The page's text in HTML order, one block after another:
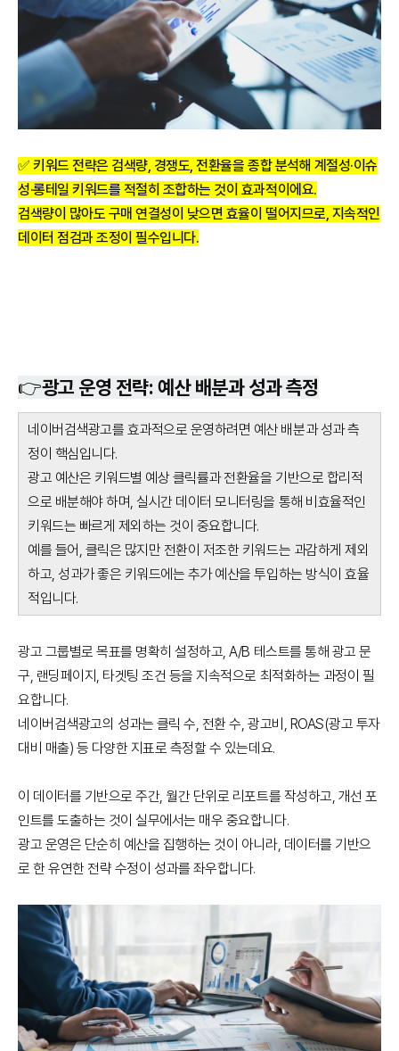
✅ 키워드 전략은 검색량, 경쟁도, 전환율을 종합 분석해 계절성·이슈
성·롱테일 키워드를 적절히 조합하는 것이 효과적이에요.
검색량이 많아도 구매 연결성이 낮으면 효율이 떨어지므로, 지속적인
데이터 점검과 조정이 필수입니다.
👉광고 운영 전략: 예산 배분과 성과 측정
네이버검색광고를 효과적으로 운영하려면 예산 배분과 성과 측
정이 핵심입니다.
광고 예산은 키워드별 예상 클릭률과 전환율을 기반으로 합리적
으로 배분해야 하며, 실시간 데이터 모니터링을 통해 비효율적인
키워드는 빠르게 제외하는 것이 중요합니다.
예를 들어, 클릭은 많지만 전환이 저조한 키워드는 과감하게 제외
하고, 성과가 좋은 키워드에는 추가 예산을 투입하는 방식이 효율
적입니다.
광고 그룹별로 목표를 명확히 설정하고, A/B 테스트를 통해 광고 문
구, 랜딩페이지, 타겟팅 조건 등을 지속적으로 최적화하는 과정이 필
요합니다.
네이버검색광고의 성과는 클릭 수, 전환 수, 광고비, ROAS(광고 투자
대비 매출) 등 다양한 지표로 측정할 수 있는데요.
이 데이터를 기반으로 주간, 월간 단위로 리포트를 작성하고, 개선 포
인트를 도출하는 것이 실무에서는 매우 중요합니다.
광고 운영은 단순히 예산을 집행하는 것이 아니라, 데이터를 기반으
로 한 유연한 전략 수정이 성과를 좌우합니다.